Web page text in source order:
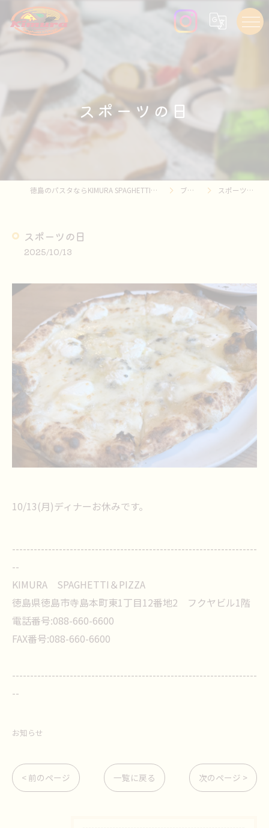
スポーツの日
徳島のパスタならKIMURA SPAGHETTI&PIZZA ブログ スポーツの日
スポーツの日
2025/10/13
10/13(月)ディナーお休みです。
--------------------------------------------------------------------
--
KIMURA SPAGHETTI＆PIZZA
徳島県徳島市寺島本町東1丁目12番地2 フクヤビル1階
電話番号:088-660-6600
FAX番号:088-660-6600
--------------------------------------------------------------------
--
お知らせ
< 前のページ 一覧に戻る 次のページ >